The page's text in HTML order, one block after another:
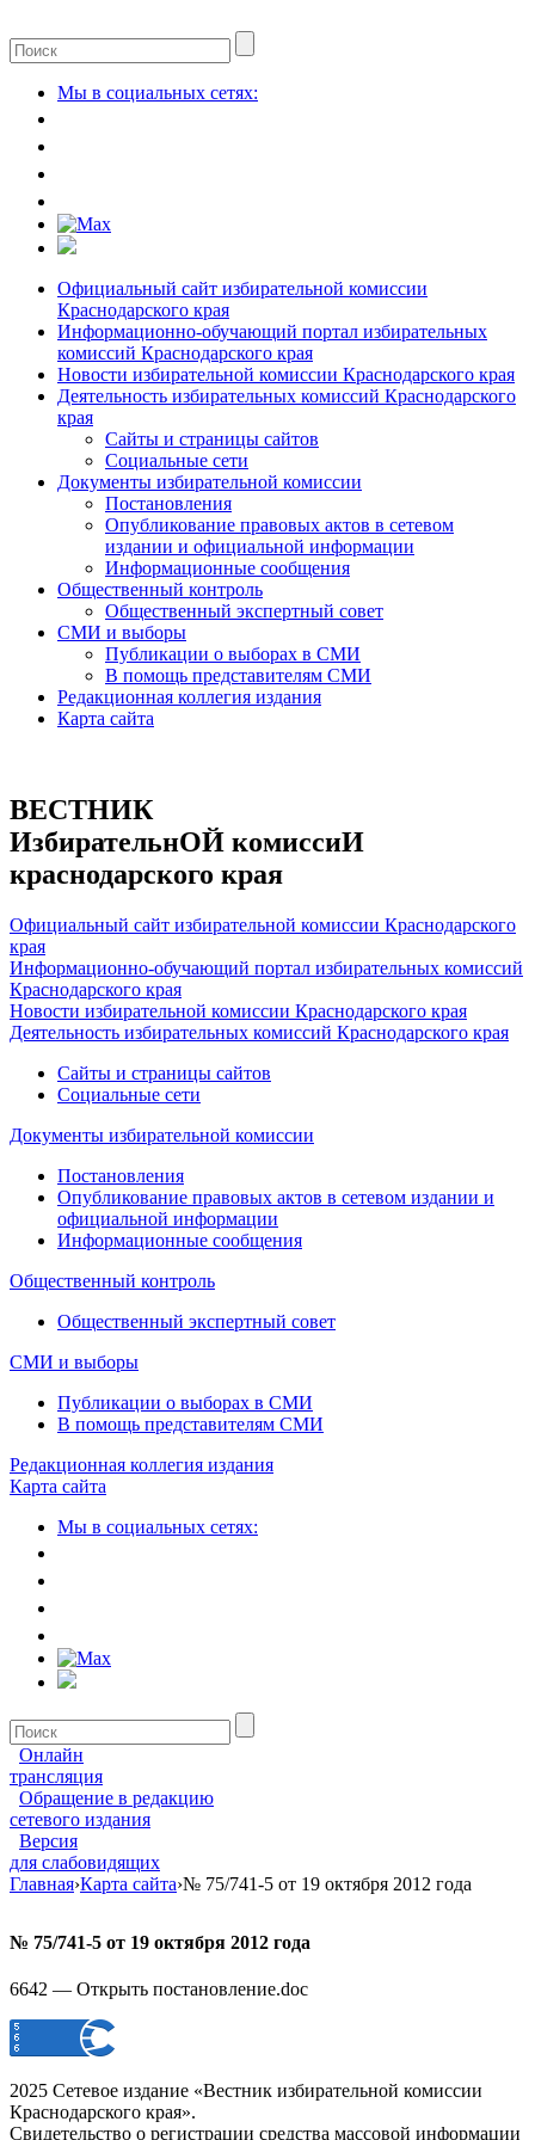
Мы в социальных сетях:
Официальный сайт избирательной комиссии
Краснодарского края
Информационно-обучающий портал избирательных
комиссий Краснодарского края
Новости избирательной комиссии Краснодарского края
Деятельность избирательных комиссий Краснодарского
края
Сайты и страницы сайтов
Социальные сети
Документы избирательной комиссии
Постановления
Опубликование правовых актов в сетевом
издании и официальной информации
Информационные сообщения
Общественный контроль
Общественный экспертный совет
СМИ и выборы
Публикации о выборах в СМИ
В помощь представителям СМИ
Редакционная коллегия издания
Карта сайта
ВЕСТНИК
ИзбирательнОЙ комиссиИ
краснодарского края
Официальный сайт избирательной комиссии Краснодарского
края
Информационно-обучающий портал избирательных комиссий
Краснодарского края
Новости избирательной комиссии Краснодарского края
Деятельность избирательных комиссий Краснодарского края
Сайты и страницы сайтов
Социальные сети
Документы избирательной комиссии
Постановления
Опубликование правовых актов в сетевом издании и
официальной информации
Информационные сообщения
Общественный контроль
Общественный экспертный совет
СМИ и выборы
Публикации о выборах в СМИ
В помощь представителям СМИ
Редакционная коллегия издания
Карта сайта
Мы в социальных сетях:
Онлайн
трансляция
Обращение в редакцию
сетевого издания
Версия
для слабовидящих
Главная›Карта сайта›№ 75/741-5 от 19 октября 2012 года
№ 75/741-5 от 19 октября 2012 года
6642 — Открыть постановление.doc
2025 Сетевое издание «Вестник избирательной комиссии
Краснодарского края».
Свидетельство о регистрации средства массовой информации